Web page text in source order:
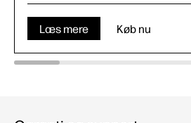
Læs mere Køb nu